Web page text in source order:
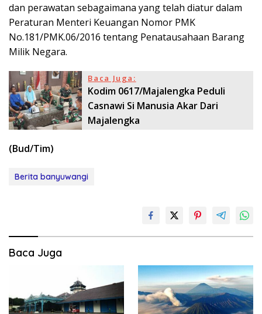
dan perawatan sebagaimana yang telah diatur dalam
Peraturan Menteri Keuangan Nomor PMK
No.181/PMK.06/2016 tentang Penatausahaan Barang
Milik Negara.
Baca Juga:
Kodim 0617/Majalengka Peduli
Casnawi Si Manusia Akar Dari
Majalengka
(Bud/Tim)
Berita banyuwangi
Baca Juga